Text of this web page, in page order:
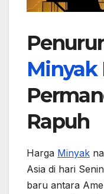
Minyak
Rapuh
Harga Minyak
Asia di hari
baru antara